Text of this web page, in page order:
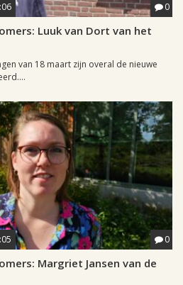
0
Luuk van Dort van het
van 18 maart zijn overal de nieuwe
0
Margriet Jansen van de